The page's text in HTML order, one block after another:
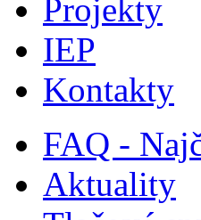
Projekty
IEP
Kontakty
FAQ -
Aktuality